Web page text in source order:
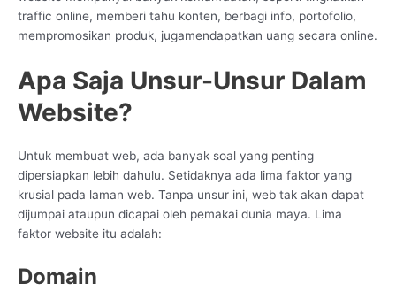
traffic online, memberi tahu konten, berbagi info, portofolio,
mempromosikan produk, jugamendapatkan uang secara online.
Apa Saja Unsur-Unsur Dalam
Website?
Untuk membuat web, ada banyak soal yang penting
dipersiapkan lebih dahulu. Setidaknya ada lima faktor yang
krusial pada laman web. Tanpa unsur ini, web tak akan dapat
dijumpai ataupun dicapai oleh pemakai dunia maya. Lima
faktor website itu adalah:
Domain